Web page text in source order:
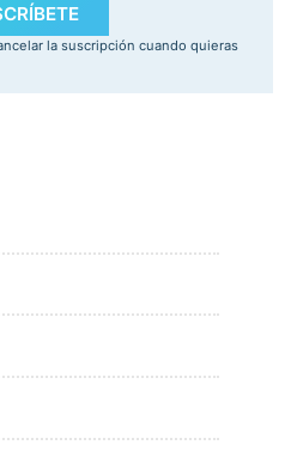
la suscripción cuando quieras